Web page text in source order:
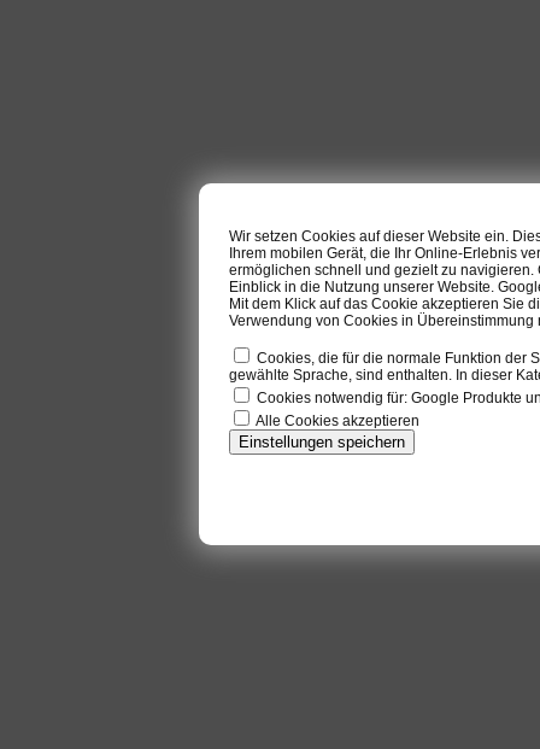
Wir setzen Cookies auf dieser Website ein.
Ihrem mobilen Gerät, die Ihr Online-Erlebnis
ermöglichen schnell und gezielt zu
Einblick in die Nutzung unserer Website.
Mit dem Klick auf das Cookie akzeptieren Sie
Verwendung von Cookies in
Cookies, die für die normale Funktion der
gewählte Sprache, sind enthalten. In dieser
Cookies notwendig für: Google Produkte
Alle Cookies akzeptieren
Einstellungen speichern